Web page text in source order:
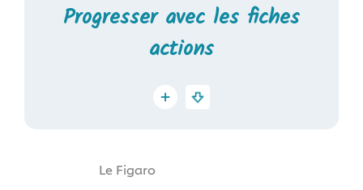
Progresser avec les fiches
actions
Le Figaro